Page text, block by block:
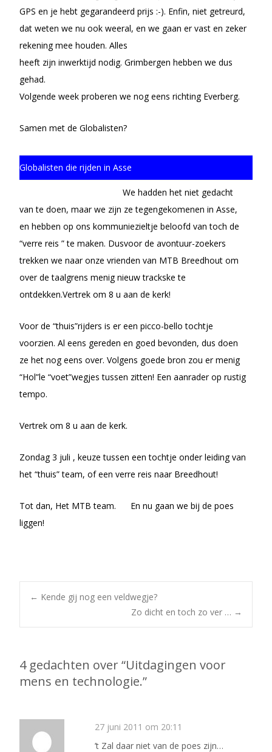
GPS en je hebt gegarandeerd prijs :-). Enfin, niet getreurd,
dat weten we nu ook weeral, en we gaan er vast en zeker
rekening mee houden. Alles
heeft zijn inwerktijd nodig. Grimbergen hebben we dus
gehad.
Volgende week proberen we nog eens richting Everberg.
Samen met de Globalisten?
Globalisten die rijden in Asse
We hadden het niet gedacht
van te doen, maar we zijn ze tegengekomenen in Asse,
en hebben op ons kommuniezieltje beloofd van toch de
“verre reis ” te maken. Dusvoor de avontuur-zoekers
trekken we naar onze vrienden van MTB Breedhout om
over de taalgrens menig nieuw trackske te
ontdekken.Vertrek om 8 u aan de kerk!
Voor de “thuis”rijders is er een picco-bello tochtje
voorzien. Al eens gereden en goed bevonden, dus doen
ze het nog eens over. Volgens goede bron zou er menig
“Hol”le “voet”wegjes tussen zitten! Een aanrader op rustig
tempo.
Vertrek om 8 u aan de kerk.
Zondag 3 juli , keuze tussen een tochtje onder leiding van
het “thuis” team, of een verre reis naar Breedhout!
Tot dan, Het MTB team. En nu gaan we bij de poes
liggen!
Bericht
← Kende gij nog een veldwegje?
Zo dicht en toch zo ver … →
4 gedachten over “Uitdagingen voor
mens en technologie.”
27 juni 2011 om 20:11
’t Zal daar niet van de poes zijn…